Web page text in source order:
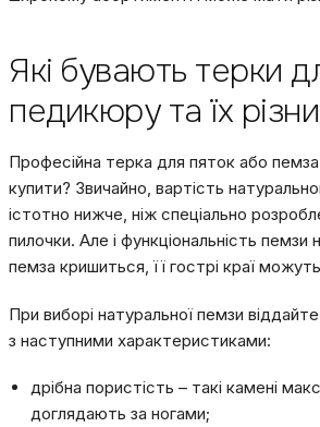
Які бувають терки
педикюру та їх
Професійна терка для пяток або
купити? Звичайно, вартість
істотно нижче, ніж спеціально
пилочки. Але і функціональність
пемза кришиться, її гострі краї
При виборі натуральної пемзи
з наступними характеристиками:
дрібна пористість – такі камені
доглядають за ногами;